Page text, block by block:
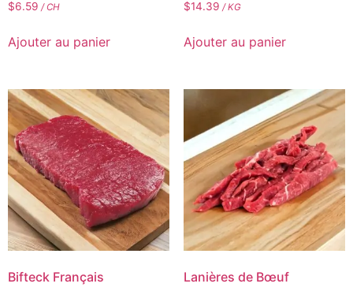
$6.59 / CH
Ajouter au panier
$14.39 / KG
Ajouter au panier
Bifteck Français Lanières de Bœuf